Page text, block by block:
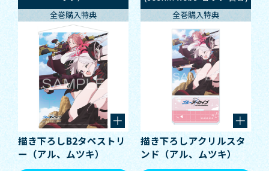
全巻購入特典
描き下ろしB2タペストリ
ー（アル、ムツキ）
全巻購入特典
描き下ろしアクリルスタ
ンド（アル、ムツキ）